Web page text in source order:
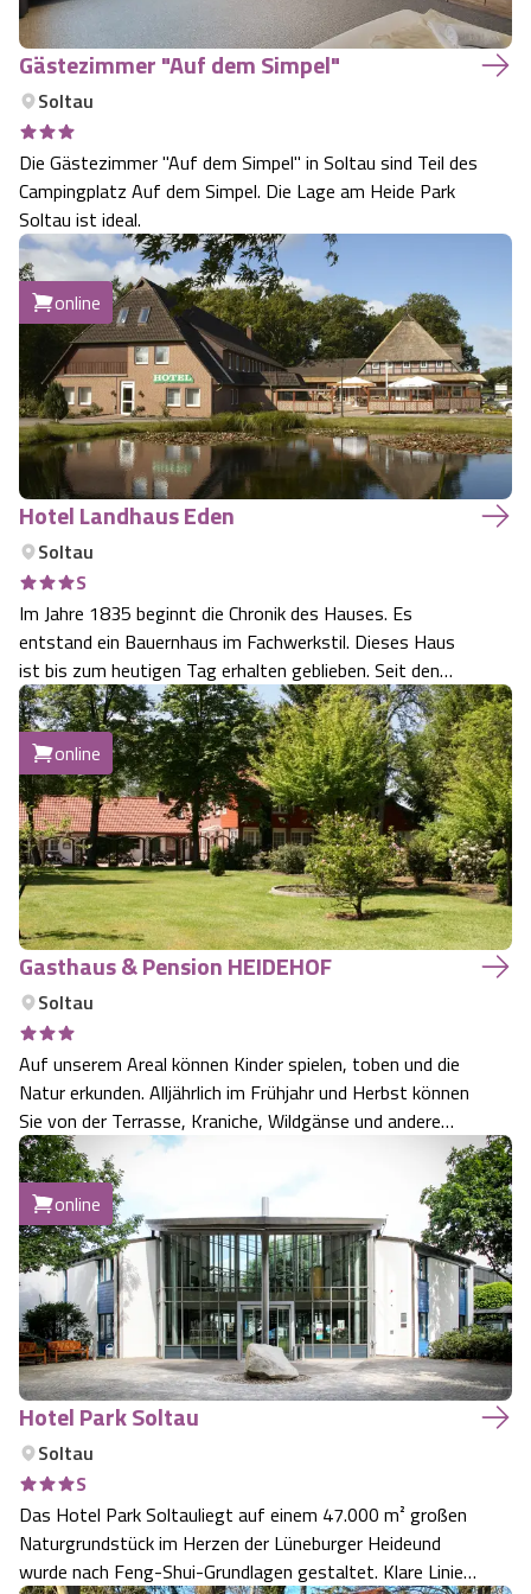
Angebote
Urlaub auf dem Bauernhof
Veranstaltungen
Battle Kart Bispingen
Unterkünfte
Ausflugsziele
Gästezimmer "Auf dem Simpel"
Soltau
Die Gästezimmer "Auf dem Simpel" in Soltau sind Teil des
Campingplatz Auf dem Simpel. Die Lage am Heide Park
Soltau ist ideal.
online
Hotel Landhaus Eden
Soltau
S
Im Jahre 1835 beginnt die Chronik des Hauses. Es
entstand ein Bauernhaus im Fachwerkstil. Dieses Haus
ist bis zum heutigen Tag erhalten geblieben. Seit den
zwanziger Jahren wird eine Gastronomie betrieben. 1980
wurde renoviert, restauriert und erweitert. Das Hotel und
der Saalbebtrieb entstanden. …
online
Gasthaus & Pension HEIDEHOF
Soltau
Auf unserem Areal können Kinder spielen, toben und die
Natur erkunden. Alljährlich im Frühjahr und Herbst können
Sie von der Terrasse, Kraniche, Wildgänse und andere
Zugvögel beobachten, oder Sie erblicken mit etwas Glück
zur Dämmerung Hirsche und Niederwild auf der Lichtung.
online
Hotel Park Soltau
Soltau
S
Das Hotel Park Soltauliegt auf einem 47.000 m² großen
Naturgrundstück im Herzen der Lüneburger Heideund
wurde nach Feng-Shui-Grundlagen gestaltet. Klare Linien